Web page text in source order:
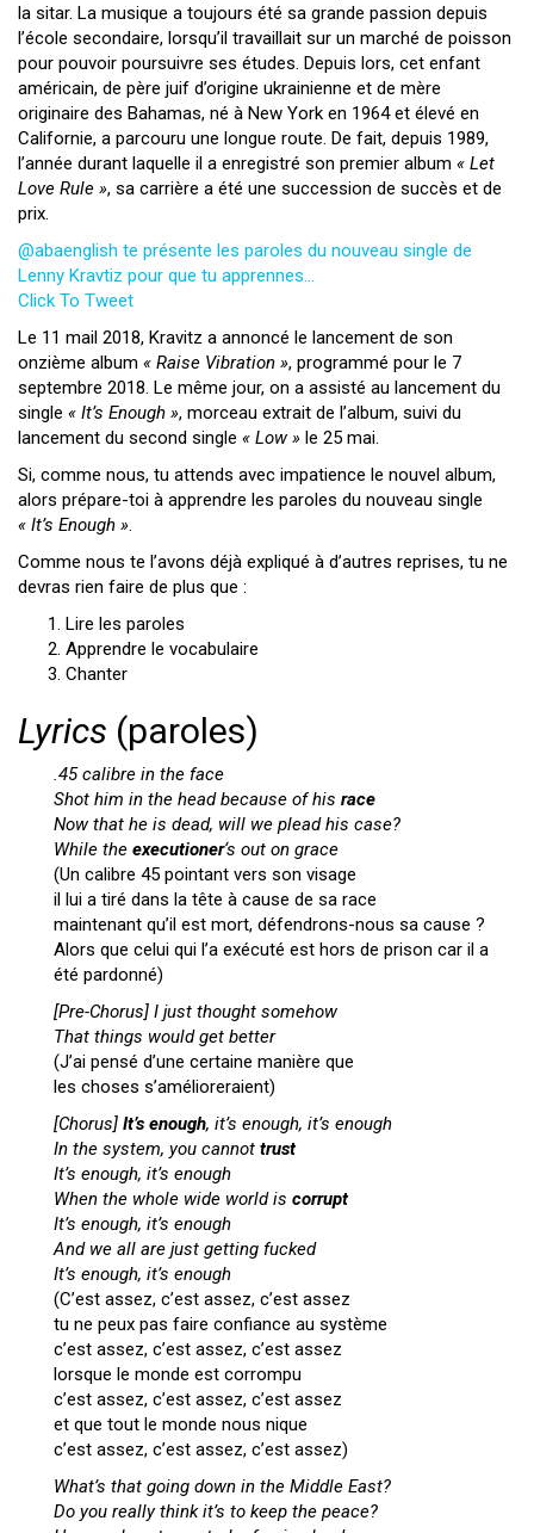
la sitar. La musique a toujours été sa grande passion depuis
l’école secondaire, lorsqu’il travaillait sur un marché de poisson
pour pouvoir poursuivre ses études. Depuis lors, cet enfant
américain, de père juif d’origine ukrainienne et de mère
originaire des Bahamas, né à New York en 1964 et élevé en
Californie, a parcouru une longue route. De fait, depuis 1989,
l’année durant laquelle il a enregistré son premier album « Let
Love Rule », sa carrière a été une succession de succès et de
prix.
@abaenglish te présente les paroles du nouveau single de
Lenny Kravtiz pour que tu apprennes…
Click To Tweet
Le 11 mail 2018, Kravitz a annoncé le lancement de son
onzième album « Raise Vibration », programmé pour le 7
septembre 2018. Le même jour, on a assisté au lancement du
single « It’s Enough », morceau extrait de l’album, suivi du
lancement du second single « Low » le 25 mai.
Si, comme nous, tu attends avec impatience le nouvel album,
alors prépare-toi à apprendre les paroles du nouveau single
« It’s Enough ».
Comme nous te l’avons déjà expliqué à d’autres reprises, tu ne
devras rien faire de plus que :
Lire les paroles
Apprendre le vocabulaire
Chanter
Lyrics (paroles)
.45 calibre in the face
Shot him in the head because of his race
Now that he is dead, will we plead his case?
While the executioner‘s out on grace
(Un calibre 45 pointant vers son visage
il lui a tiré dans la tête à cause de sa race
maintenant qu’il est mort, défendrons-nous sa cause ?
Alors que celui qui l’a exécuté est hors de prison car il a
été pardonné)
[Pre-Chorus] I just thought somehow
That things would get better
(J’ai pensé d’une certaine manière que
les choses s’amélioreraient)
[Chorus] It’s enough, it’s enough, it’s enough
In the system, you cannot trust
It’s enough, it’s enough
When the whole wide world is corrupt
It’s enough, it’s enough
And we all are just getting fucked
It’s enough, it’s enough
(C’est assez, c’est assez, c’est assez
tu ne peux pas faire confiance au système
c’est assez, c’est assez, c’est assez
lorsque le monde est corrompu
c’est assez, c’est assez, c’est assez
et que tout le monde nous nique
c’est assez, c’est assez, c’est assez)
What’s that going down in the Middle East?
Do you really think it’s to keep the peace?